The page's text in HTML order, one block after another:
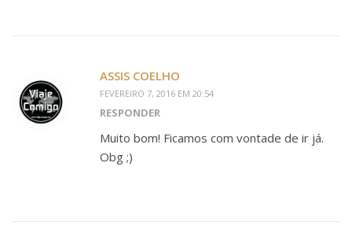
ASSIS COELHO
FEVEREIRO 7, 2016 EM 20:54
RESPONDER
Muito bom! Ficamos com vontade de ir já.
Obg ;)